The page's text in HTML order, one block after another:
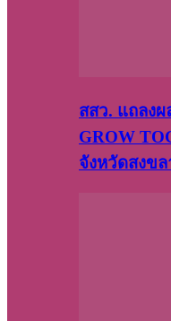
สสว. แถลงผ
GROW
จังหวัดสงขล